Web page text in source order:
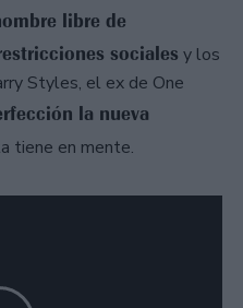
libre de
sociales y los
Styles, el ex de One
la nueva
tiene en mente.